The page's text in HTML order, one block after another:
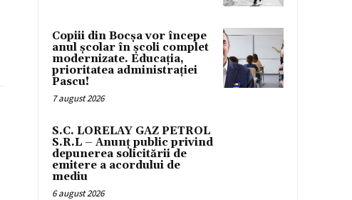
Copiii din Bocșa vor începe
anul școlar în școli complet
modernizate. Educația,
prioritatea administrației
Pascu!
7 august 2026
S.C. LORELAY GAZ PETROL
S.R.L – Anunț public privind
depunerea solicitării de
emitere a acordului de
mediu
6 august 2026